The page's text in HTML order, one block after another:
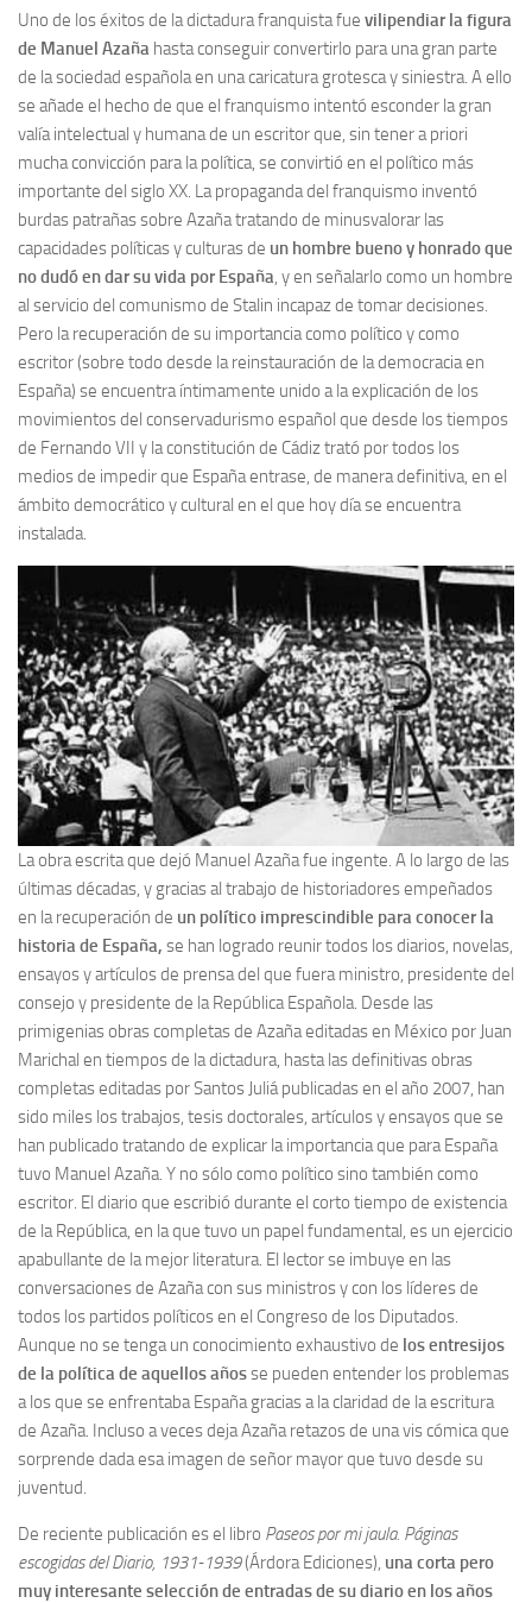
Memoria Histórica
Investigación previa de la represión en Talavera de la Reina (1937-
1947).
Informe Represión en Toledo 1936-1947 | Buscador
Informe de la fosa de abril de 1939 de Tembleque
Enciclopedia Republicana
Militantes históricos IR
Personajes republicanos
Izquierda Republicana. Agrupaciones y Militantes (1934-1939)
Izquierda Republicana. Navarra
Izquierda Republicana. Galicia
Textos esenciales del republicanismo
Archivo histórico
Archivo Documental
Biografía
Cronología fundamental de Manuel Azaña
Artículos sobre Manuel Azaña
Ochenta años sin Manuel Azaña
Bibliografías
Biblioteca
Catálogo Biblioteca
Catálogo Hemeroteca
Fondo Mario J. Bonilla
Biblioteca-Novedades
Publicaciones destacadas de nuestra hemeroteca
Noticias
Tienda
Uno de los éxitos de la dictadura franquista fue vilipendiar la figura
de Manuel Azaña hasta conseguir convertirlo para una gran parte
de la sociedad española en una caricatura grotesca y siniestra. A ello
se añade el hecho de que el franquismo intentó esconder la gran
valía intelectual y humana de un escritor que, sin tener a priori
mucha convicción para la política, se convirtió en el político más
importante del siglo XX. La propaganda del franquismo inventó
burdas patrañas sobre Azaña tratando de minusvalorar las
capacidades políticas y culturas de un hombre bueno y honrado que
no dudó en dar su vida por España, y en señalarlo como un hombre
al servicio del comunismo de Stalin incapaz de tomar decisiones.
Pero la recuperación de su importancia como político y como
escritor (sobre todo desde la reinstauración de la democracia en
España) se encuentra íntimamente unido a la explicación de los
movimientos del conservadurismo español que desde los tiempos
de Fernando VII y la constitución de Cádiz trató por todos los
medios de impedir que España entrase, de manera definitiva, en el
ámbito democrático y cultural en el que hoy día se encuentra
instalada.
La obra escrita que dejó Manuel Azaña fue ingente. A lo largo de las
últimas décadas, y gracias al trabajo de historiadores empeñados
en la recuperación de un político imprescindible para conocer la
historia de España, se han logrado reunir todos los diarios, novelas,
ensayos y artículos de prensa del que fuera ministro, presidente del
consejo y presidente de la República Española. Desde las
primigenias obras completas de Azaña editadas en México por Juan
Marichal en tiempos de la dictadura, hasta las definitivas obras
completas editadas por Santos Juliá publicadas en el año 2007, han
sido miles los trabajos, tesis doctorales, artículos y ensayos que se
han publicado tratando de explicar la importancia que para España
tuvo Manuel Azaña. Y no sólo como político sino también como
escritor. El diario que escribió durante el corto tiempo de existencia
de la República, en la que tuvo un papel fundamental, es un ejercicio
apabullante de la mejor literatura. El lector se imbuye en las
conversaciones de Azaña con sus ministros y con los líderes de
todos los partidos políticos en el Congreso de los Diputados.
Aunque no se tenga un conocimiento exhaustivo de los entresijos
de la política de aquellos añosse pueden entender los problemas
a los que se enfrentaba España gracias a la claridad de la escritura
de Azaña. Incluso a veces deja Azaña retazos de una vis cómica que
sorprende dada esa imagen de señor mayor que tuvo desde su
juventud.
De reciente publicación es el libro Paseos por mi jaula. Páginas
escogidas del Diario, 1931-1939(Árdora Ediciones), una corta pero
muy interesante selección de entradas de su diario en los años